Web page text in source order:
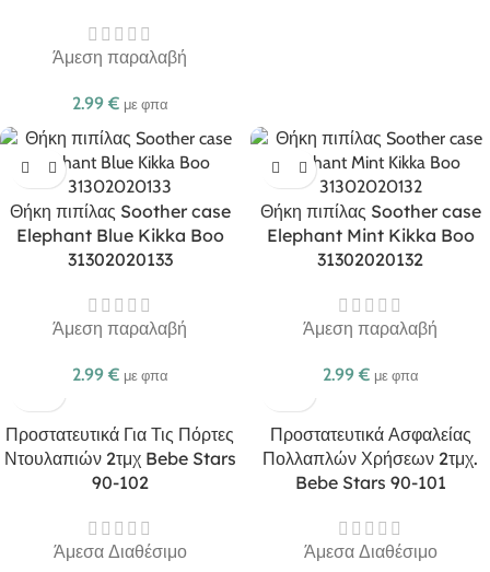
Άμεση παραλαβή
2.99 € με φπα
Θήκη πιπίλας Soother case
Elephant Blue Kikka Boo
31302020133
Άμεση παραλαβή
2.99 € με φπα
Θήκη πιπίλας Soother case
Elephant Mint Kikka Boo
31302020132
Άμεση παραλαβή
2.99 € με φπα
Προστατευτικά Για Τις Πόρτες
Ντουλαπιών 2τμχ Bebe Stars
90-102
Άμεσα Διαθέσιμο
Προστατευτικά Ασφαλείας
Πολλαπλών Χρήσεων 2τμχ.
Bebe Stars 90-101
Άμεσα Διαθέσιμο